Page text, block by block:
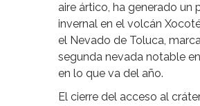
aire ártico, ha generado un
invernal en el volcán
el Nevado de Toluca,
segunda nevada notable
en lo que va del año.
El cierre del acceso al